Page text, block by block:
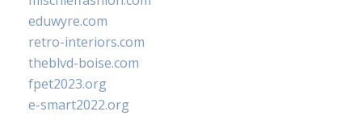
eduwyre.com
retro-interiors.com
theblvd-boise.com
fpet2023.org
e-smart2022.org